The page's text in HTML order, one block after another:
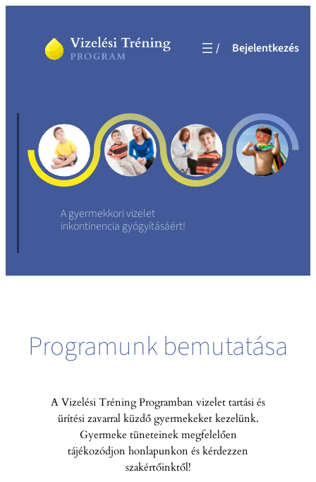
tartalomhoz
Bejelentkezés
A gyermekkori vizelet
inkontinencia gyógyításáért!
Programunk bemutatása
A Vizelési Tréning Programban vizelet tartási és
ürítési zavarral küzdő gyermekeket kezelünk.
Gyermeke tüneteinek megfelelően
tájékozódjon honlapunkon és kérdezzen
szakértőinktől!